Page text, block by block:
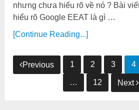
nhưng chưa hiểu rõ về nó ? Bài
hiểu rõ Google EEAT là gì …
[Continue Reading...]
Phân
Previous 1 2 3 4
… 12 Next